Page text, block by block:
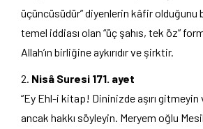
üçüncüsüdür” diyenlerin kâfir olduğunu
temel iddiası olan “üç şahıs, tek öz”
Allah’ın birliğine aykırıdır ve şirktir.
Nisâ Suresi 171. ayet
“Ey Ehl-i kitap! Dininizde aşırı gitmeyin
ancak hakkı söyleyin. Meryem oğlu